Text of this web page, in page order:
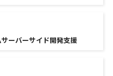
ーバーサイド開発支援